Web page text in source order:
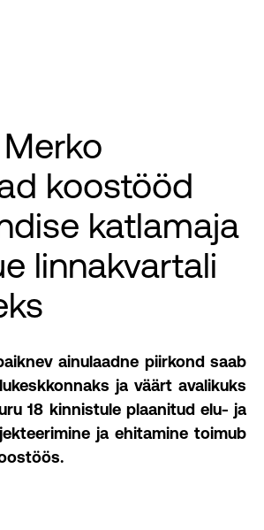
koostööd
katlamaja
linnakvartali
ainulaadne piirkond saab
ja väärt avalikuks
18 kinnistule plaanitud elu- ja
ja ehitamine toimub